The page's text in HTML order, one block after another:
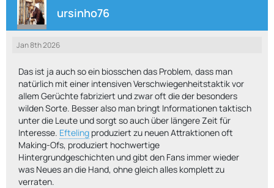
ursinho76
Jan 8th 2026
Das ist ja auch so ein biosschen das Problem, dass man
natürlich mit einer intensiven Verschwiegenheitstaktik vor
allem Gerüchte fabriziert und zwar oft die der besonders
wilden Sorte. Besser also man bringt Informationen taktisch
unter die Leute und sorgt so auch über längere Zeit für
Interesse. Efteling produziert zu neuen Attraktionen oft
Making-Ofs, produziert hochwertige
Hintergrundgeschichten und gibt den Fans immer wieder
was Neues an die Hand, ohne gleich alles komplett zu
verraten.